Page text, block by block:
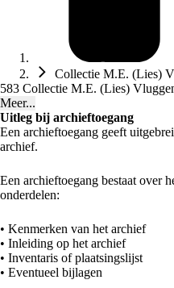
Collectie M.E. (Lies)
583 Collectie M.E. (Lies)
Meer...
Uitleg bij archieftoegang
Een archieftoegang geeft
archief.
Een archieftoegang bestaat over
onderdelen:
• Kenmerken van het archief
• Inleiding op het archief
• Inventaris of plaatsingslijst
• Eventueel bijlagen